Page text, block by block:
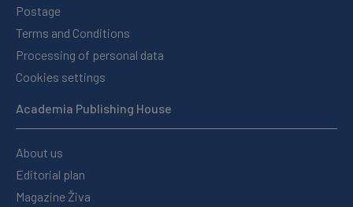
Postage
Terms and Conditions
Processing of personal data
Cookies settings
Academia Publishing House
About us
Editorial plan
Magazine Živa